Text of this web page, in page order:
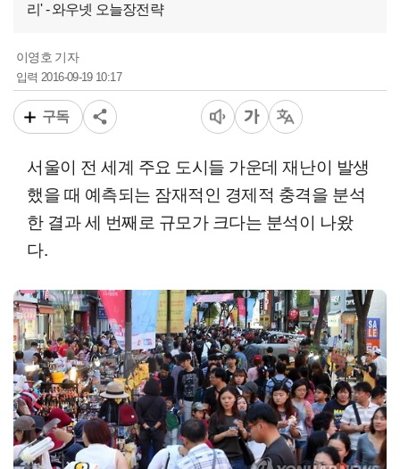
리' - 와우넷 오늘장전략
이영호 기자
입력2016-09-19 10:17
구독
서울이 전 세계 주요 도시들 가운데 재난이 발생
했을 때 예측되는 잠재적인 경제적 충격을 분석
한 결과 세 번째로 규모가 크다는 분석이 나왔
다.